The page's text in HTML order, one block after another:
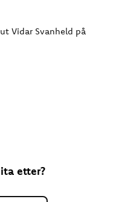
Vidar Svanheld på
etter?